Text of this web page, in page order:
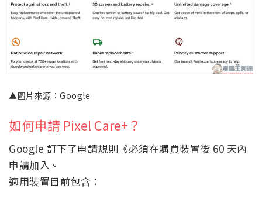
▲圖片來源：Google
如何申請 Pixel Care+？
Google 訂下了申請規則《必須在購買裝置後 60 天內
申請加入。
適用裝置目前包含：